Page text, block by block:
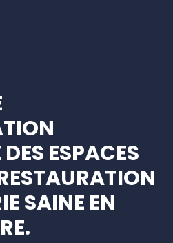
ESPACES
SAINE EN